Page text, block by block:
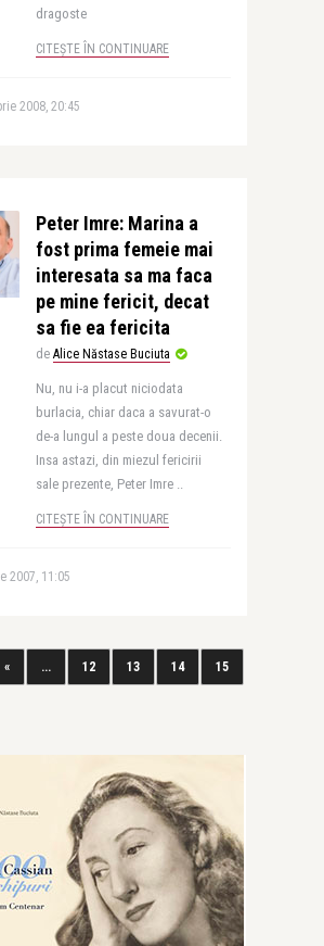
dragoste
CITEȘTE ÎN CONTINUARE
2008, 20:45
Peter Imre: Marina a
fost prima femeie mai
interesata sa ma faca
pe mine fericit, decat
sa fie ea fericita
de Alice Năstase Buciuta
Nu, nu i-a placut niciodata
burlacia, chiar daca a savurat-o
de-a lungul a peste doua decenii.
Insa astazi, din miezul fericirii
sale prezente, Peter Imre ..
CITEȘTE ÎN CONTINUARE
2007, 11:05
« ... 12 13 14 15